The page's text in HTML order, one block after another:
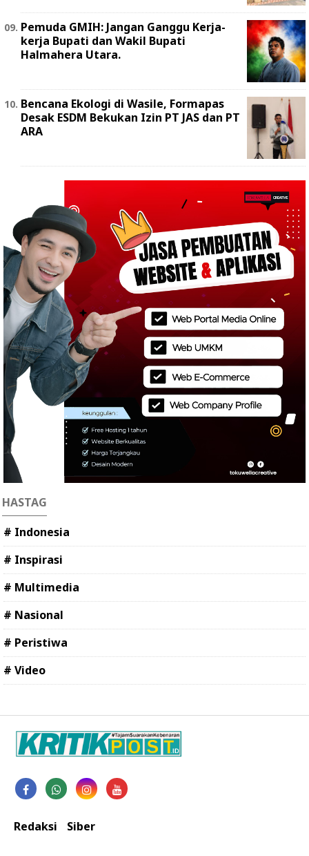
Pemuda GMIH: Jangan Ganggu Kerja-
kerja Bupati dan Wakil Bupati
Halmahera Utara.
Bencana Ekologi di Wasile, Formapas
Desak ESDM Bekukan Izin PT JAS dan PT
ARA
HASTAG
# Indonesia
# Inspirasi
# Multimedia
# Nasional
# Peristiwa
# Video
Redaksi Siber